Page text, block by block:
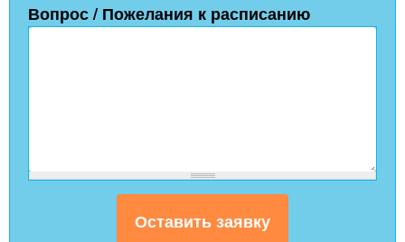
Вопрос / Пожелания к расписанию